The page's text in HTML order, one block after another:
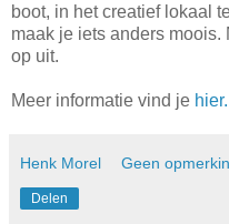
boot, in het creatief lokaal
maak je iets anders
op uit.
Meer informatie vind je hier.
Henk Morel Geen
Delen